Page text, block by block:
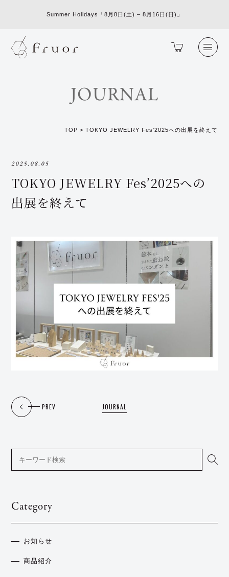
Summer Holidays「8月8日(土) – 8月16日(日)」
JOURNAL
TOP > TOKYO JEWELRY Fes’2025への出展を終えて
2025.08.05
TOKYO JEWELRY Fes’2025への
出展を終えて
PREV JOURNAL
Category
お知らせ
商品紹介